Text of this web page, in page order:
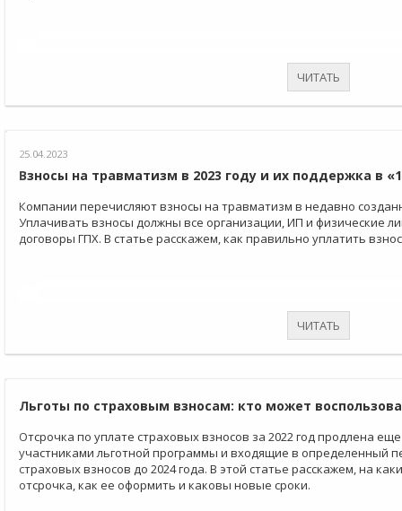
ЧИТАТЬ
25.04.2023
Взносы на травматизм в 2023 году и их поддержка в
Компании перечисляют взносы на травматизм в недавно
Уплачивать взносы должны все организации, ИП и физические
договоры ГПХ. В статье расскажем, как правильно уплатить
ЧИТАТЬ
Льготы по страховым взносам: кто может
Отсрочка по уплате страховых взносов за 2022 год продлена
участниками льготной программы и входящие в определенный
страховых взносов до 2024 года. В этой статье расскажем, на
отсрочка, как ее оформить и каковы новые сроки.